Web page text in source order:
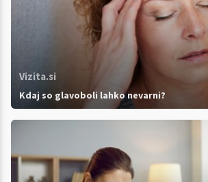
Vizita.si
Kdaj so glavoboli lahko nevarni?